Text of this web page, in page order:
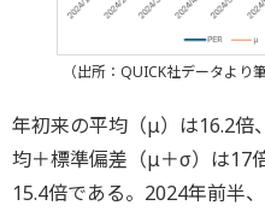
（出所：QUICK社データより
年初来の平均（μ）は16.2倍
均＋標準偏差（μ＋σ）は17
15.4倍である。2024年前半